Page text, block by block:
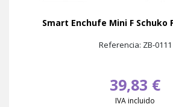
Smart Enchufe Mini F Schuko
Referencia: ZB-0111
39,83 €
IVA incluido